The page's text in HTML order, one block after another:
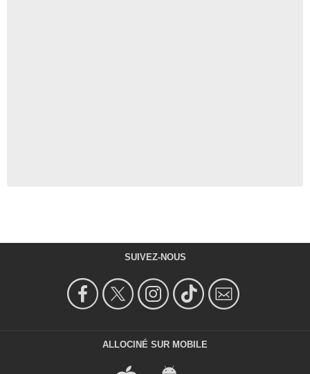
SUIVEZ-NOUS
ALLOCINÉ SUR MOBILE